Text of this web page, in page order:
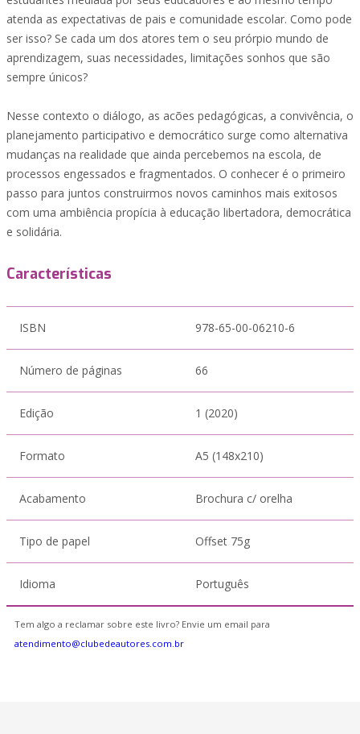
atenda as expectativas de pais e comunidade escolar. Como pode
ser isso? Se cada um dos atores tem o seu prórpio mundo de
aprendizagem, suas necessidades, limitações sonhos que são
sempre únicos?
Nesse contexto o diálogo, as acões pedagógicas, a convivência, o
planejamento participativo e democrático surge como alternativa
mudanças na realidade que ainda percebemos na escola, de
processos engessados e fragmentados. O conhecer é o primeiro
passo para juntos construirmos novos caminhos mais exitosos
com uma ambiência propícia à educação libertadora, democrática
e solidária.
Características
ISBN 978-65-00-06210-6
Número de páginas 66
Edição 1 (2020)
Formato A5 (148x210)
Acabamento Brochura c/ orelha
Tipo de papel Offset 75g
Idioma Português
Tem algo a reclamar sobre este livro? Envie um email para
atendimento@clubedeautores.com.br